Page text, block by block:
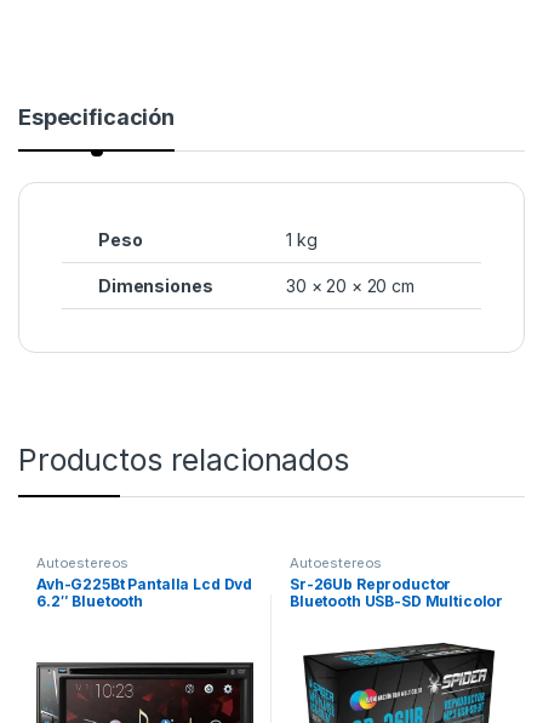
Especificación
Peso 1 kg
Dimensiones 30 × 20 × 20 cm
Productos relacionados
Autoestereos
Avh-G225Bt Pantalla Lcd Dvd
6.2″ Bluetooth
Autoestereos
Sr-26Ub Reproductor
Bluetooth USB-SD Multicolor